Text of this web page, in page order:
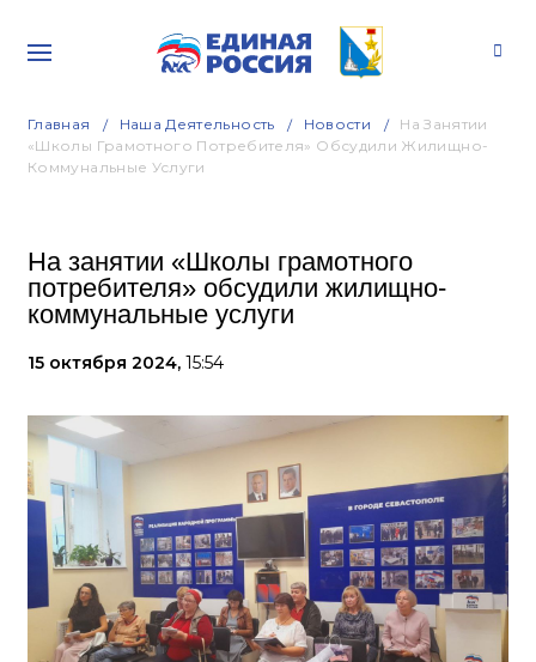
Главная Наша Деятельность Новости
На Занятии
«Школы Грамотного Потребителя» Обсудили Жилищно-
Коммунальные Услуги
На занятии «Школы грамотного
потребителя» обсудили жилищно-
коммунальные услуги
15 октября 2024, 15:54